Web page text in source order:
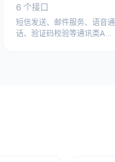
6 个接口
短信发送、邮件服务、语音通
话、验证码校验等通讯类API